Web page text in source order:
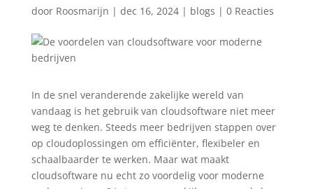
door Roosmarijn | dec 16, 2024| blogs | 0 Reacties
In de snel veranderende zakelijke wereld van
vandaag is het gebruik van cloudsoftware niet meer
weg te denken. Steeds meer bedrijven stappen over
op cloudoplossingen om efficiënter, flexibeler en
schaalbaarder te werken. Maar wat maakt
cloudsoftware nu echt zo voordelig voor moderne